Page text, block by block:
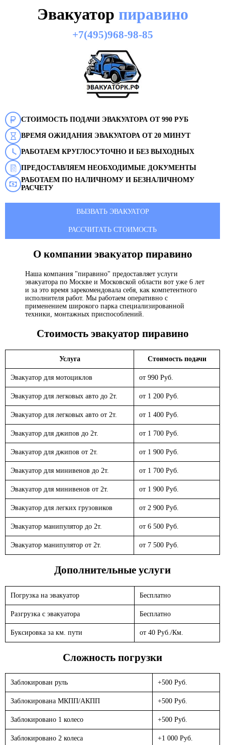
Эвакуатор пиравино
+7(495)968-98-85
СТОИМОСТЬ ПОДАЧИ ЭВАКУАТОРА ОТ 990 РУБ
ВРЕМЯ ОЖИДАНИЯ ЭВАКУАТОРА ОТ 20 МИНУТ
РАБОТАЕМ КРУГЛОСУТОЧНО И БЕЗ ВЫХОДНЫХ
ПРЕДОСТАВЛЯЕМ НЕОБХОДИМЫЕ ДОКУМЕНТЫ
РАБОТАЕМ ПО НАЛИЧНОМУ И БЕЗНАЛИЧНОМУ
РАСЧЕТУ
ВЫЗВАТЬ ЭВАКУАТОР
РАССЧИТАТЬ СТОИМОСТЬ
О компании эвакуатор пиравино
Наша компания "пиравино" предоставляет услуги
эвакуатора по Москве и Московской области вот уже 6 лет
и за это время зарекомендовала себя, как компетентного
исполнителя работ. Мы работаем оперативно с
применением широкого парка специализированной
техники, монтажных приспособлений.
Стоимость эвакуатор пиравино
Услуга Стоимость подачи
Эвакуатор для мотоциклов от 990 Руб.
Эвакуатор для легковых авто до 2т. от 1 200 Руб.
Эвакуатор для легковых авто от 2т. от 1 400 Руб.
Эвакуатор для джипов до 2т. от 1 700 Руб.
Эвакуатор для джипов от 2т. от 1 900 Руб.
Эвакуатор для минивенов до 2т. от 1 700 Руб.
Эвакуатор для минивенов от 2т. от 1 900 Руб.
Эвакуатор для легких грузовиков от 2 900 Руб.
Эвакуатор манипулятор до 2т. от 6 500 Руб.
Эвакуатор манипулятор от 2т. от 7 500 Руб.
Дополнительные услуги
Погрузка на эвакуатор Бесплатно
Разгрузка с эвакуатора Бесплатно
Буксировка за км. пути от 40 Руб./Км.
Сложность погрузки
Заблокирован руль +500 Руб.
Заблокирована МКПП/АКПП +500 Руб.
Заблокировано 1 колесо +500 Руб.
Заблокировано 2 колеса +1 000 Руб.